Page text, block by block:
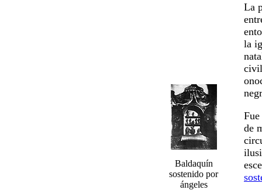
La
la
de
Baldaquín
sostenido por
ángeles